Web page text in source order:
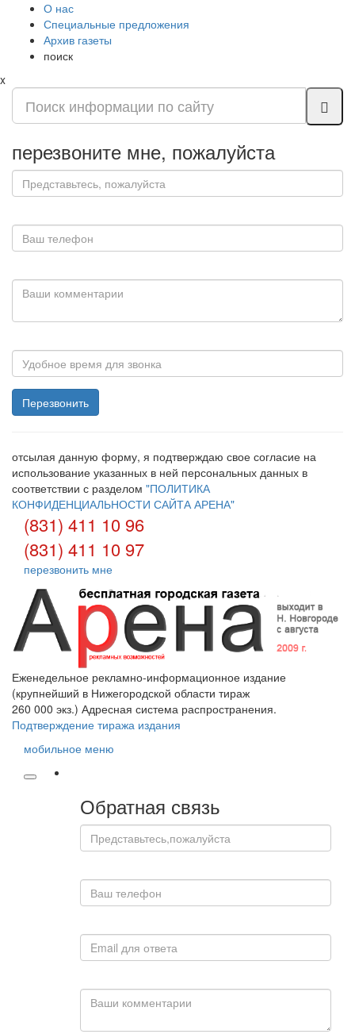
О нас
Специальные предложения
Архив газеты
поиск
x
перезвоните мне, пожалуйста
отсылая данную форму, я подтверждаю свое согласие на
использование указанных в ней персональных данных в
соответствии с разделом "ПОЛИТИКА
КОНФИДЕНЦИАЛЬНОСТИ САЙТА АРЕНА"
(831) 411 10 96
(831) 411 10 97
перезвонить мне
Еженедельное рекламно-информационное издание
(крупнейший в Нижегородской области тираж
260 000 экз.) Адресная система распространения.
Подтверждение тиража издания
мобильное меню
Обратная связь